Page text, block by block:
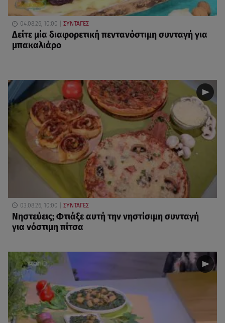
04.08.26, 10:00 ΣΥΝΤΑΓΕΣ
Δείτε μία διαφορετική πεντανόστιμη συνταγή για
μπακαλιάρο
03.08.26, 10:00 ΣΥΝΤΑΓΕΣ
Νηστεύεις; Φτιάξε αυτή την νηστίσιμη συνταγή
για νόστιμη πίτσα